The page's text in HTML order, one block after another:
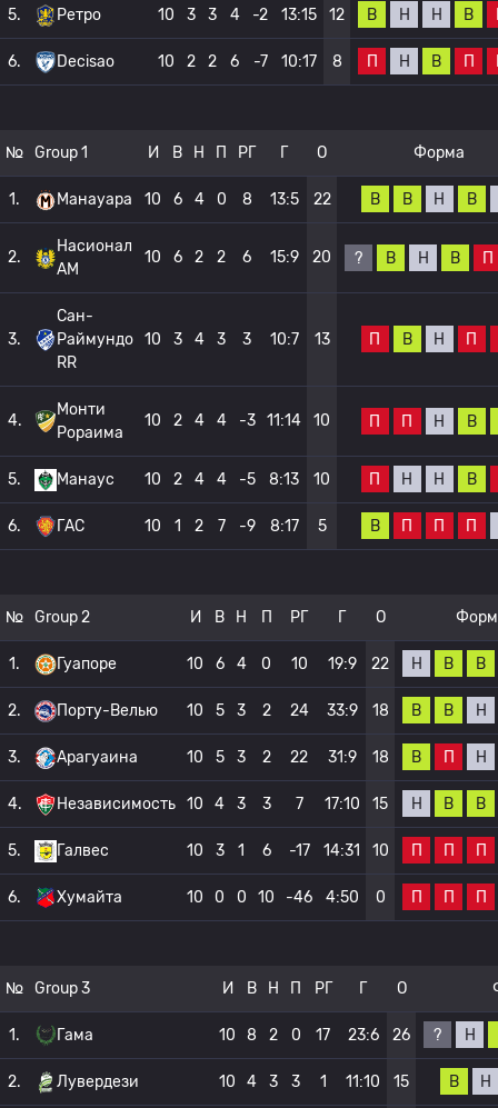
5. Ретро 10 3 3 4 -2 13:15 12 В Н Н В
6. Decisao 10 2 2 6 -7 10:17 8 П Н В П
№ Group 1 И В Н П РГ Г О Форма
1. Манауара 10 6 4 0 8 13:5 22 В В Н В
2.
Насионал
АМ
10 6 2 2 6 15:9 20 ? В Н В П
3.
Сан-
Раймундо
RR
10 3 4 3 3 10:7 13 П В Н П
4.
Монти
Рораима
10 2 4 4 -3 11:14 10 П П Н В
5. Манаус 10 2 4 4 -5 8:13 10 П Н Н В
6. ГАС 10 1 2 7 -9 8:17 5 В П П П
№ Group 2 И В Н П РГ Г О
1. Гуапоре 10 6 4 0 10 19:9 22 Н В В
2. Порту-Велью 10 5 3 2 24 33:9 18 В В Н
3. Арагуаина 10 5 3 2 22 31:9 18 В П Н
4. Независимость 10 4 3 3 7 17:10 15 Н В В
5. Галвес 10 3 1 6 -17 14:31 10 П П П
6. Хумайта 10 0 0 10 -46 4:50 0 П П П
№ Group 3 И В Н П РГ Г О
1. Гама 10 8 2 0 17 23:6 26 ? Н
2. Лувердези 10 4 3 3 1 11:10 15 В Н